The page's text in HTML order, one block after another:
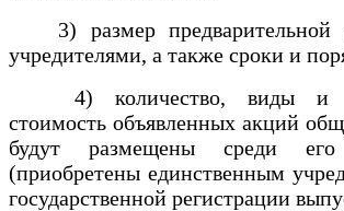
3) размер предварительной
учредителями, а также сроки и
4) количество, виды и
стоимость объявленных акций
будут размещены среди его
(приобретены единственным
государственной регистрации